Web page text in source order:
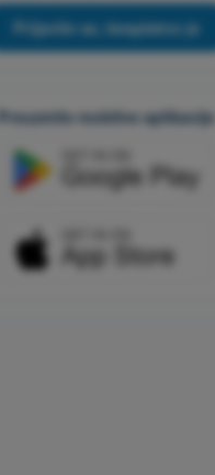
Prijavite se, besplatno je
Preuzmite mobilne aplikacije